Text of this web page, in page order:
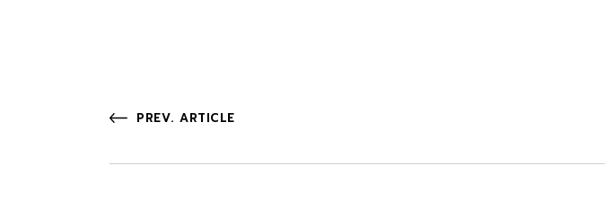
PREV. ARTICLE